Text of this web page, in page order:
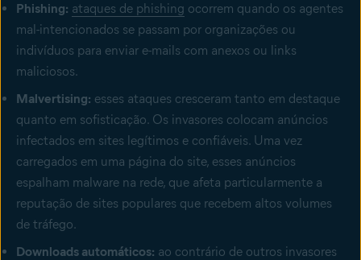
Phishing: ataques de phishing ocorrem quando os agentes
mal-intencionados se passam por organizações ou
indivíduos para enviar e-mails com anexos ou links
maliciosos.
Malvertising: esses ataques cresceram tanto em destaque
quanto em sofisticação. Os invasores colocam anúncios
infectados em sites legítimos e confiáveis. Uma vez
carregados em uma página do site, esses anúncios
espalham malware na rede, que afeta particularmente a
reputação de sites populares que recebem altos volumes
de tráfego.
Downloads automáticos: ao contrário de outros invasores